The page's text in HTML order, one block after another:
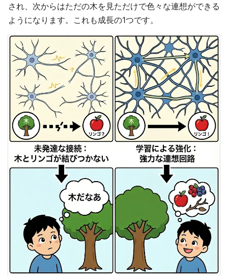
され、次からはただの木を見ただけで色々な連想ができる
ようになります。これも成長の1つです。